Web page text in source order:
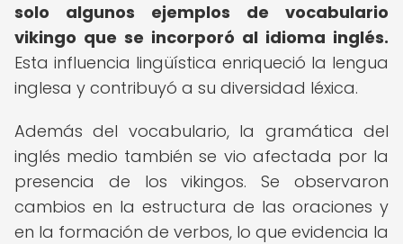
solo algunos ejemplos de vocabulario
vikingo que se incorporó al idioma inglés.
Esta influencia lingüística enriqueció la lengua
inglesa y contribuyó a su diversidad léxica.
Además del vocabulario, la gramática del
inglés medio también se vio afectada por la
presencia de los vikingos. Se observaron
cambios en la estructura de las oraciones y
en la formación de verbos, lo que evidencia la